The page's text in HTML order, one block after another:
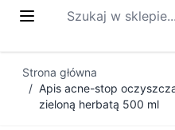
Szukaj w sklepie...
Strona główna
/ Apis acne-stop
zieloną herbatą 500 ml